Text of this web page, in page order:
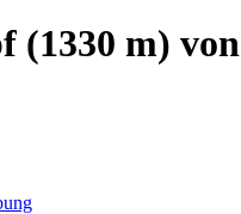
(1330 m) von